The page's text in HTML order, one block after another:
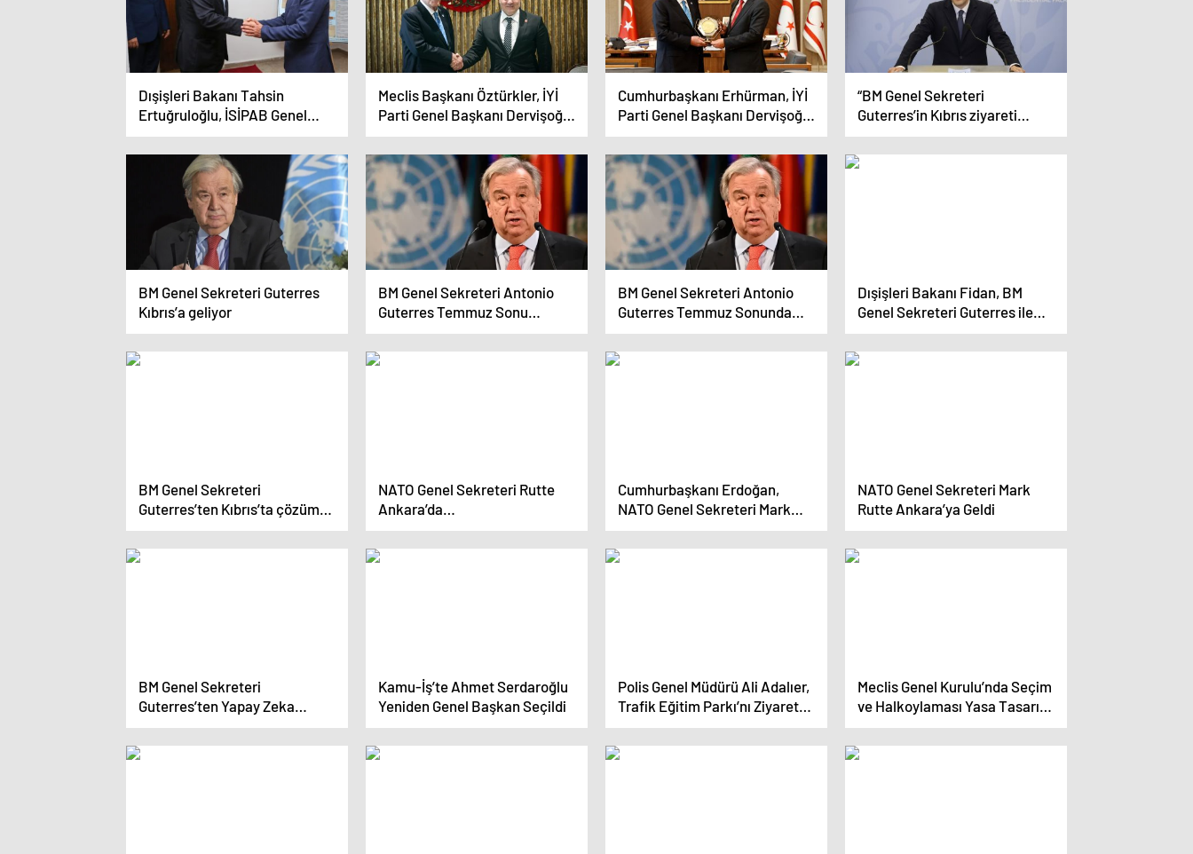
Dışişleri Bakanı Tahsin
Ertuğruloğlu, İSİPAB Genel
Sekreter Yardımcısı Sijani ile
Görüştü
Meclis Başkanı Öztürkler, İYİ
Parti Genel Başkanı Dervişoğlu
ve Beraberindeki Heyeti Kabul
Etti
Cumhurbaşkanı Erhürman, İYİ
Parti Genel Başkanı Dervişoğlu
ve Heyetini Kabul Etti
“BM Genel Sekreteri
Guterres’in Kıbrıs ziyareti
büyük önem taşıyor”
BM Genel Sekreteri Guterres
Kıbrıs’a geliyor
BM Genel Sekreteri Antonio
Guterres Temmuz Sonu
Kıbrıs’a Geliyor
BM Genel Sekreteri Antonio
Guterres Temmuz Sonunda
Kıbrıs’a Geliyor
Dışişleri Bakanı Fidan, BM
Genel Sekreteri Guterres ile
görüştü
BM Genel Sekreteri
Guterres’ten Kıbrıs’ta çözüm
için ‘fırsat penceresi’ vurgusu
NATO Genel Sekreteri Rutte
Ankara’da
Konuştu“Yatırımlarımız
Sayesinde Kapasitemizi
Artırıyoruz”
Cumhurbaşkanı Erdoğan,
NATO Genel Sekreteri Mark
Rutte ile Görüştü
NATO Genel Sekreteri Mark
Rutte Ankara’ya Geldi
BM Genel Sekreteri
Guterres’ten Yapay Zeka
Uyarısı‘Kurallar Teknolojinin
Gerisinde Kaldı’
Kamu-İş’te Ahmet Serdaroğlu
Yeniden Genel Başkan Seçildi
Polis Genel Müdürü Ali Adalıer,
Trafik Eğitim Parkı’nı Ziyaret
Etti
Meclis Genel Kurulu’nda Seçim
ve Halkoylaması Yasa Tasarısı
gündemde